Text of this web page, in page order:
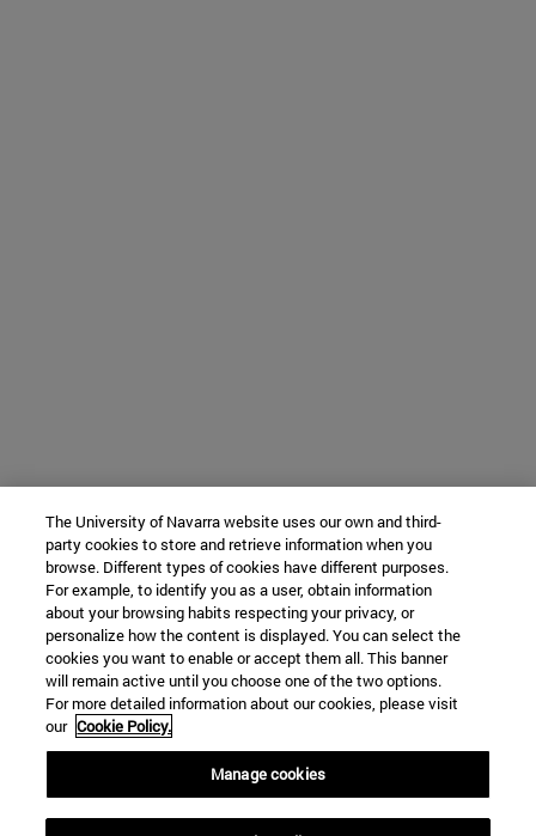
The University of Navarra website uses our own and third-
party cookies to store and retrieve information when you
browse. Different types of cookies have different purposes.
For example, to identify you as a user, obtain information
about your browsing habits respecting your privacy, or
personalize how the content is displayed. You can select the
cookies you want to enable or accept them all. This banner
will remain active until you choose one of the two options.
For more detailed information about our cookies, please visit
our Cookie Policy.
Manage cookies